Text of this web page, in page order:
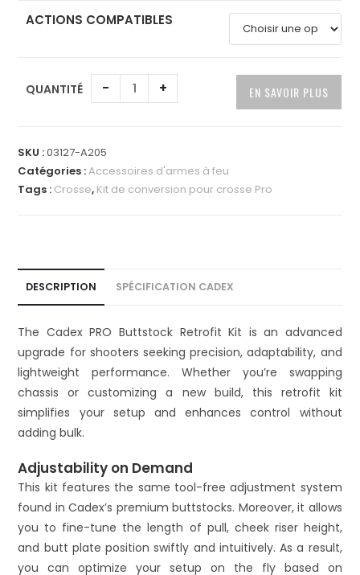
ACTIONS COMPATIBLES
QUANTITÉ - + EN SAVOIR PLUS
n
e
SKU :03127-A205
Catégories :Accessoires d'armes à feu
Tags : Crosse, Kit de conversion pour crosse Pro
DESCRIPTION SPÉCIFICATION CADEX
The Cadex PRO Buttstock Retrofit Kit is an advanced
upgrade for shooters seeking precision, adaptability, and
lightweight performance. Whether you’re swapping
chassis or customizing a new build, this retrofit kit
simplifies your setup and enhances control without
adding bulk.
Adjustability on Demand
This kit features the same tool-free adjustment system
found in Cadex’s premium buttstocks. Moreover, it allows
you to fine-tune the length of pull, cheek riser height,
and butt plate position swiftly and intuitively. As a result,
you can optimize your setup on the fly based on